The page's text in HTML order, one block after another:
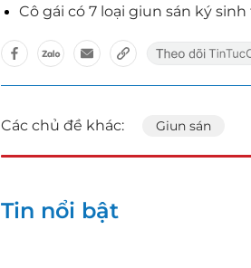
Cô gái có 7 loại giun sán ký
Các chủ đề khác: Giun sán
Tin nổi bật